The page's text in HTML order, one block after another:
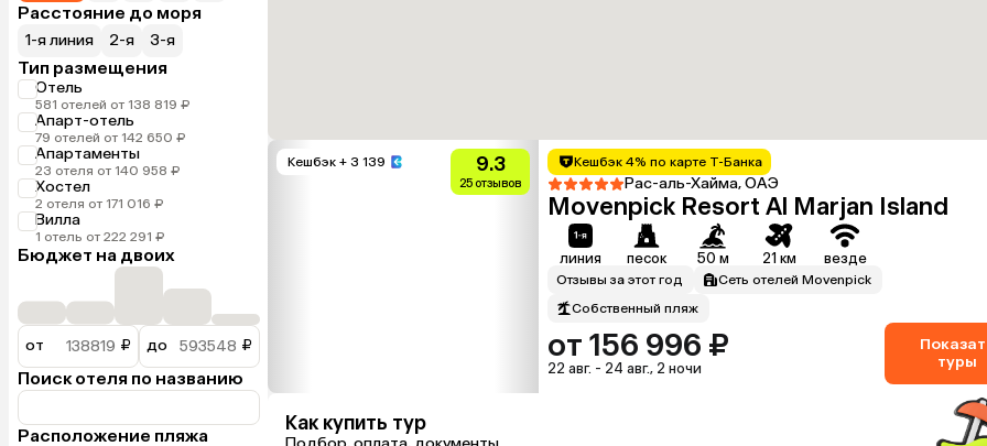
Расстояние до моря
1-я линия 2-я 3-я
Тип размещения
Отель
581 отелей от 138 819 ₽
Апарт-отель
79 отелей от 142 650 ₽
Апартаменты
23 отеля от 140 958 ₽
Хостел
2 отеля от 171 016 ₽
Вилла
1 отель от 222 291 ₽
Бюджет на двоих
от ₽ до ₽
Поиск отеля по названию
Расположение пляжа
Кешбэк + 3 139 9.3
25 отзывов
Кешбэк 4% по карте Т-Банка
Рас-аль-Хайма, ОАЭ
Movenpick Resort Al Marjan Island
линия песок 50 м 21 км везде
Отзывы за этот год
Сеть отелей Movenpick
Собственный пляж
от 156 996 ₽
22 авг. - 24 авг., 2 ночи
туры
Как купить тур